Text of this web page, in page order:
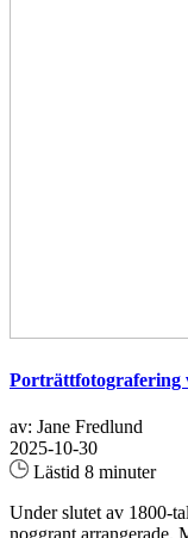
Porträttfotografering
av: Jane Fredlund
2025-10-30
Lästid 8 minuter
Under slutet av 1800-
noggrant arrangerade.